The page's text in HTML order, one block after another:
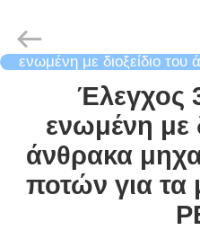
ΠΡΟΪΌΝΤΑ
Machinery
Ltd.
All
ενωμένη με διοξείδιο
Έλεγχος
ενωμένη με
άνθρακα
ποτών για τα